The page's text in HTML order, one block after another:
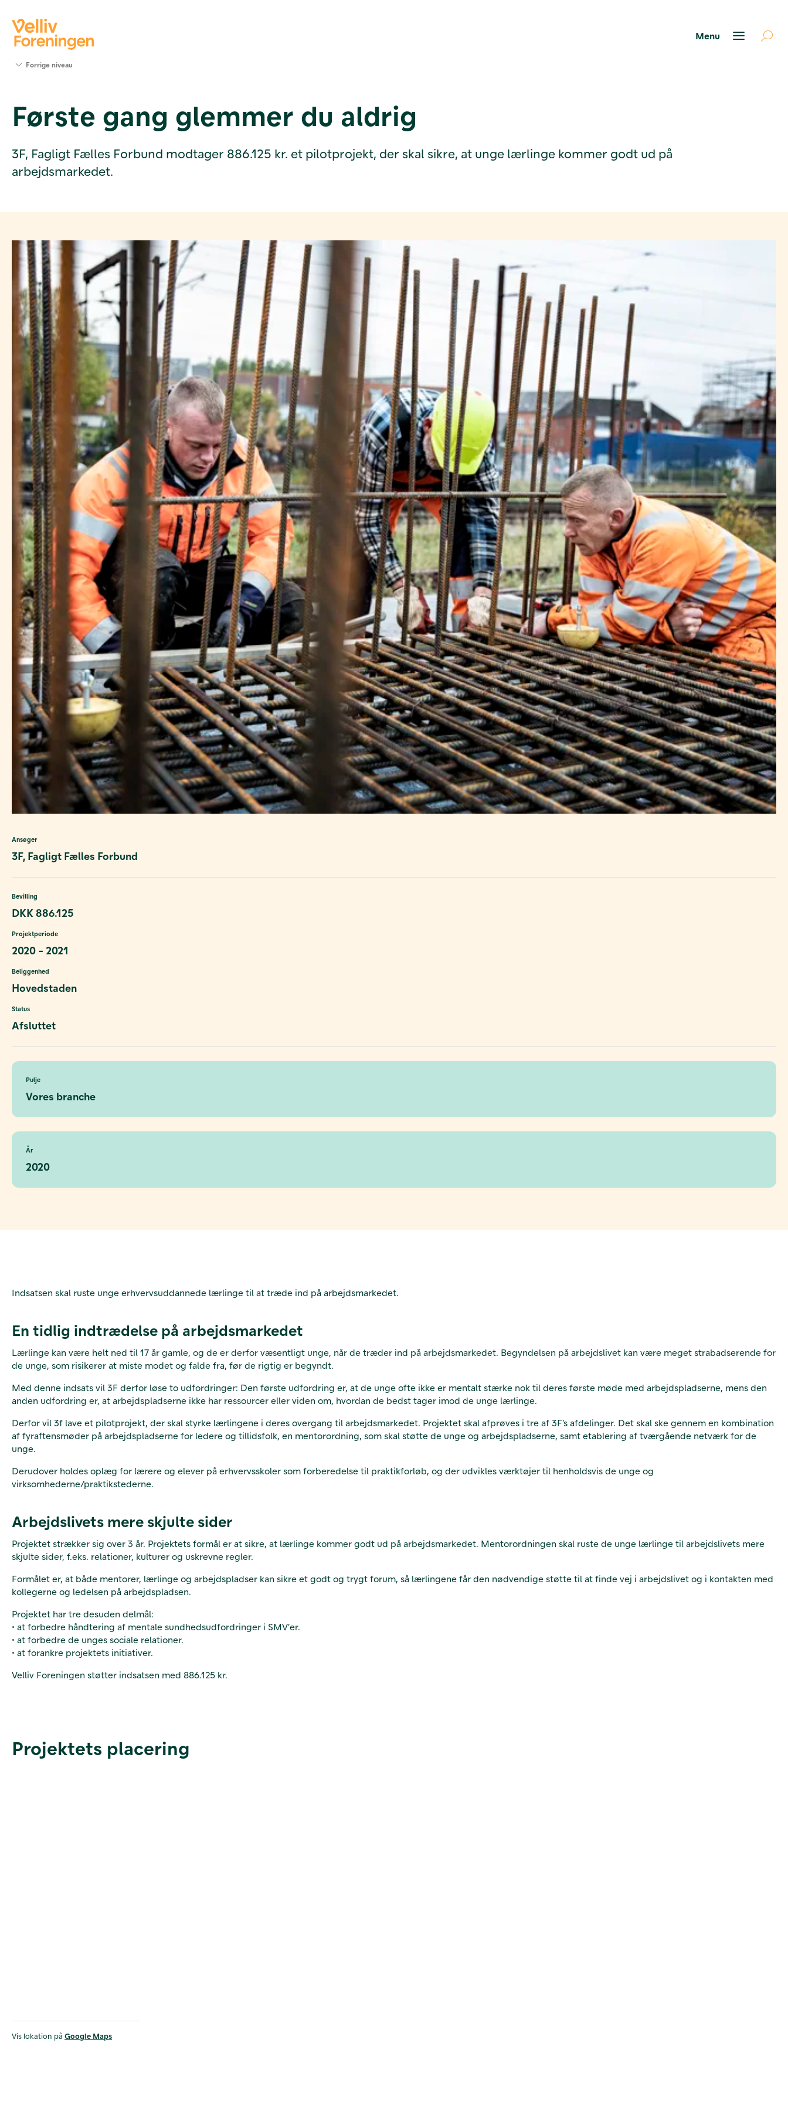
Værktøjer
og viden
Foreningen
Kontakt
os
Forrige niveau
Første gang glemmer du aldrig
3F, Fagligt Fælles Forbund modtager 886.125 kr. et pilotprojekt, der skal sikre, at unge lærlinge kommer godt ud på
arbejdsmarkedet.
Ansøger
3F, Fagligt Fælles Forbund
Bevilling
DKK 886.125
Projektperiode
2020 - 2021
Beliggenhed
Hovedstaden
Status
Afsluttet
Pulje
Vores branche
År
2020
Indsatsen skal ruste unge erhvervsuddannede lærlinge til at træde ind på arbejdsmarkedet.
En tidlig indtrædelse på arbejdsmarkedet
Lærlinge kan være helt ned til 17 år gamle, og de er derfor væsentligt unge, når de træder ind på arbejdsmarkedet. Begyndelsen på arbejdslivet kan være meget strabadserende for
de unge, som risikerer at miste modet og falde fra, før de rigtig er begyndt.
Med denne indsats vil 3F derfor løse to udfordringer: Den første udfordring er, at de unge ofte ikke er mentalt stærke nok til deres første møde med arbejdspladserne, mens den
anden udfordring er, at arbejdspladserne ikke har ressourcer eller viden om, hvordan de bedst tager imod de unge lærlinge.
Derfor vil 3f lave et pilotprojekt, der skal styrke lærlingene i deres overgang til arbejdsmarkedet. Projektet skal afprøves i tre af 3F’s afdelinger. Det skal ske gennem en kombination
af fyraftensmøder på arbejdspladserne for ledere og tillidsfolk, en mentorordning, som skal støtte de unge og arbejdspladserne, samt etablering af tværgående netværk for de
unge.
Derudover holdes oplæg for lærere og elever på erhvervsskoler som forberedelse til praktikforløb, og der udvikles værktøjer til henholdsvis de unge og
virksomhederne/praktikstederne.
Arbejdslivets mere skjulte sider
Projektet strækker sig over 3 år. Projektets formål er at sikre, at lærlinge kommer godt ud på arbejdsmarkedet. Mentorordningen skal ruste de unge lærlinge til arbejdslivets mere
skjulte sider, f.eks. relationer, kulturer og uskrevne regler.
Formålet er, at både mentorer, lærlinge og arbejdspladser kan sikre et godt og trygt forum, så lærlingene får den nødvendige støtte til at finde vej i arbejdslivet og i kontakten med
kollegerne og ledelsen på arbejdspladsen.
Projektet har tre desuden delmål:
• at forbedre håndtering af mentale sundhedsudfordringer i SMV’er.
• at forbedre de unges sociale relationer.
• at forankre projektets initiativer.
Velliv Foreningen støtter indsatsen med 886.125 kr.
Projektets placering
Vis lokation på Google Maps